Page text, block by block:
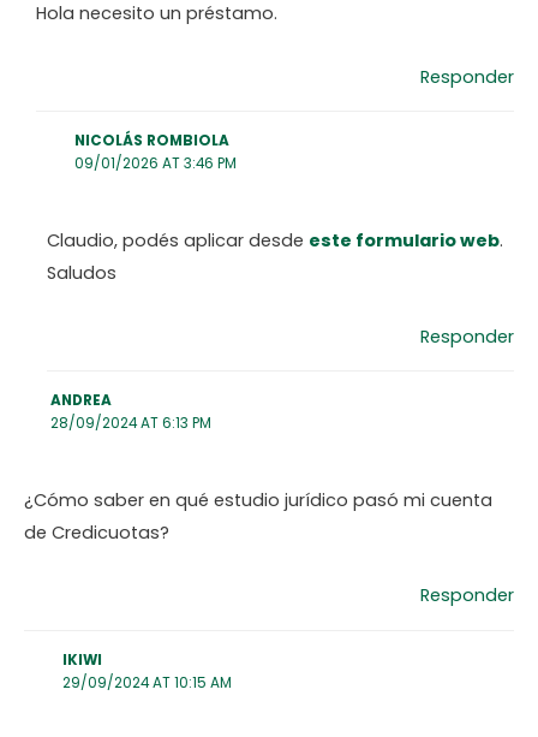
Hola necesito un préstamo.
Responder
NICOLÁS ROMBIOLA
09/01/2026 AT 3:46 PM
Claudio, podés aplicar desde este formulario web.
Saludos
Responder
ANDREA
28/09/2024 AT 6:13 PM
¿Cómo saber en qué estudio jurídico pasó mi cuenta
de Credicuotas?
Responder
IKIWI
29/09/2024 AT 10:15 AM